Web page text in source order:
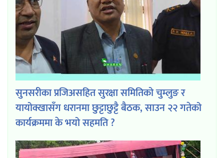
सुनसरीका प्रजिअसहित सुरक्षा समितिको चुम्लुङ र
यायोक्खासँग धरानमा छुट्टाछुट्टै बैठक, साउन २२ गतेको
कार्यक्रममा के भयो सहमति ?